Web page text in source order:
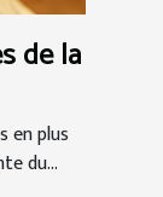
de la
en plus
du...